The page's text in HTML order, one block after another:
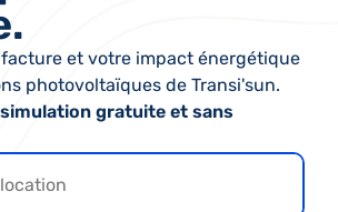
facture et votre impact énergétique
photovoltaïques de Transi'sun.
gratuite et sans